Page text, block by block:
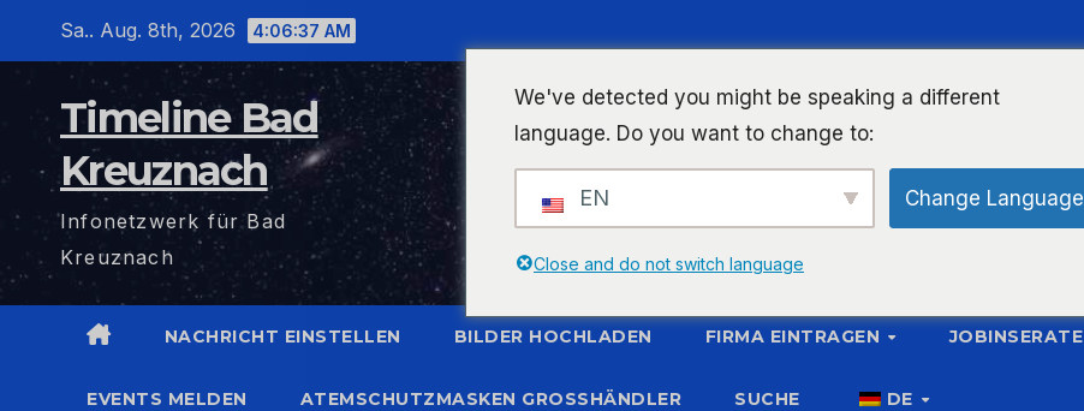
Sa.. Aug. 8th, 2026 4:06:38 AM
Timeline Bad
Kreuznach
Infonetzwerk für Bad
Kreuznach
NACHRICHT EINSTELLEN BILDER HOCHLADEN FIRMA EINTRAGEN JOBINSERATE
EVENTS MELDEN ATEMSCHUTZMASKEN GROSSHÄNDLER SUCHE DE
We've detected you might be speaking a different
language. Do you want to change to:
EN Change Language
Close and do not switch language